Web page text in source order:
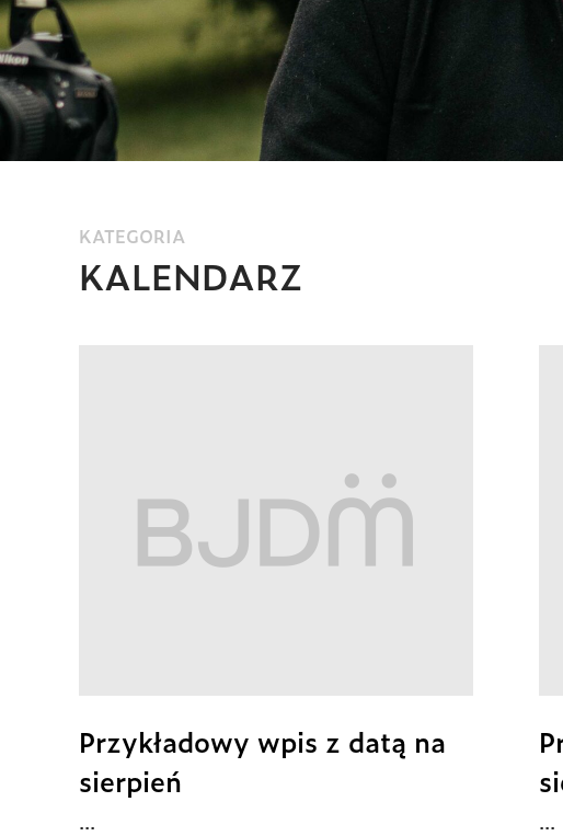
KATEGORIA
KALENDARZ
Przykładowy wpis z datą na
sierpień
... ...